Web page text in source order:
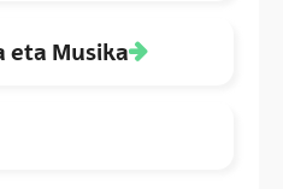
eta Musika